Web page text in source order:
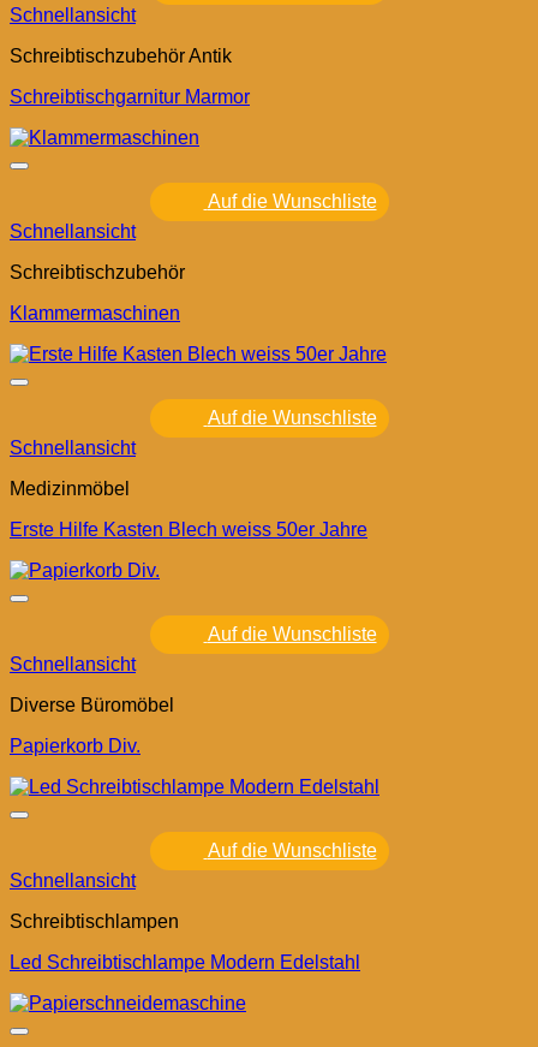
Schnellansicht
Schreibtischzubehör Antik
Schreibtischgarnitur Marmor
Auf die Wunschliste
Schnellansicht
Schreibtischzubehör
Klammermaschinen
Auf die Wunschliste
Schnellansicht
Medizinmöbel
Erste Hilfe Kasten Blech weiss 50er Jahre
Auf die Wunschliste
Schnellansicht
Diverse Büromöbel
Papierkorb Div.
Auf die Wunschliste
Schnellansicht
Schreibtischlampen
Led Schreibtischlampe Modern Edelstahl